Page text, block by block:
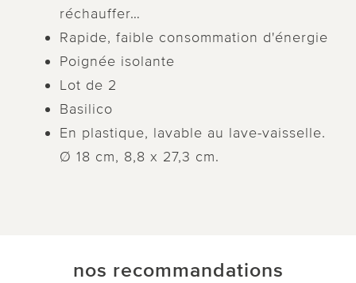
réchauffer…
Rapide, faible consommation d'énergie
Poignée isolante
Lot de 2
Basilico
En plastique, lavable au lave-vaisselle.
Ø 18 cm, 8,8 x 27,3 cm.
nos recommandations